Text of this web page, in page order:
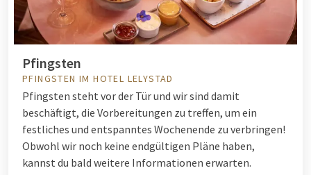
Pfingsten
PFINGSTEN IM HOTEL LELYSTAD
Pfingsten steht vor der Tür und wir sind damit
beschäftigt, die Vorbereitungen zu treffen, um ein
festliches und entspanntes Wochenende zu verbringen!
Obwohl wir noch keine endgültigen Pläne haben,
kannst du bald weitere Informationen erwarten.